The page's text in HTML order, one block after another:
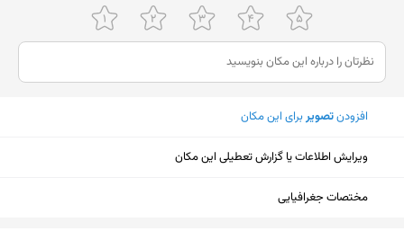
دوشنبه
۱۰ تا ۲۳:۳۰
سه‌شنبه
۱۰ تا ۲۳:۳۰
چهارشنبه
پنجشنبه
افزودنتصویربرای این مکان
ویرایش اطلاعات یا گزارش تعطیلی این مکان
مختصات جغرافیایی